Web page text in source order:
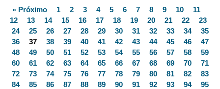
« Próximo 1 2 3 4 5 6 7 8 9 10
11
12
13 14 15 16 17 18 19 20 21 22
23
24
25 26 27 28 29 30 31 32 33 34
35
36
37 38 39 40 41 42 43 44 45 46
47
48
49 50 51 52 53 54 55 56 57 58
59
60
61 62 63 64 65 66 67 68 69 70
71
72
73 74 75 76 77 78 79 80 81 82
83
84
85 86 87 88 89 90 91 92 93 94
95